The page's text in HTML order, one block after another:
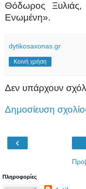
Θόδωρος
Ενωμένη».
dytikosaxonas.gr
Κοινή χρήση
Δεν υπάρχουν
Δημοσίευση
‹
Πληροφορίες